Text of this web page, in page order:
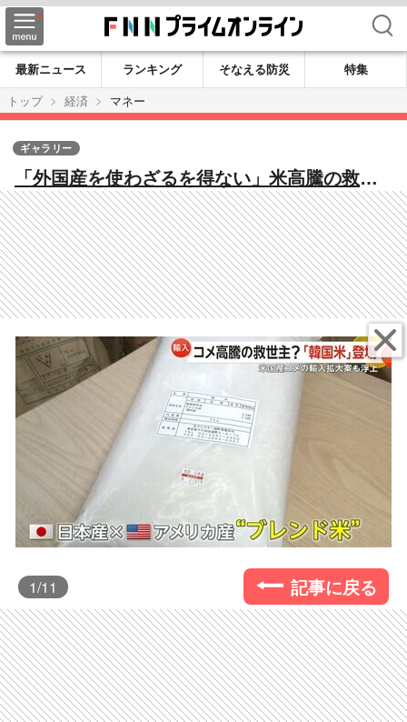
検索
最新ニュース ランキング そなえる防災
特集
トップ
経済 マネー
「外国産を使わざるを得ない」米高騰の救世
主？外国産ブレンド米や韓国米の売れ行き急
伸 アメリカ産米の輸入拡大案も浮上
ギャラリー
1/11 記事に戻る